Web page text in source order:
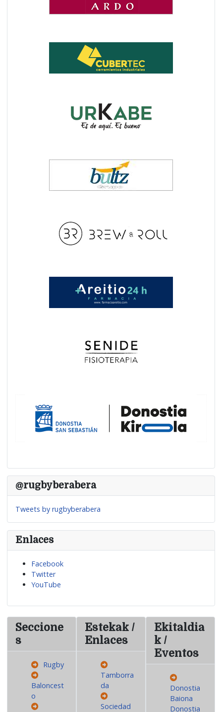
@rugbyberabera
Tweets by rugbyberabera
Enlaces
Facebook
Twitter
YouTube
Seccione
s
Rugby
Baloncest
o
Estekak /
Enlaces
Tamborra
da
Sociedad
Ekitaldia
k /
Eventos
Donostia
Baiona
Donostia